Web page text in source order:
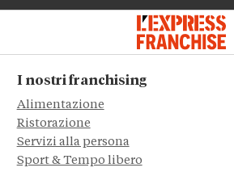
I nostri franchising
Alimentazione
Ristorazione
Servizi alla persona
Sport & Tempo libero